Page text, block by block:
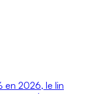
en 2026, le lin